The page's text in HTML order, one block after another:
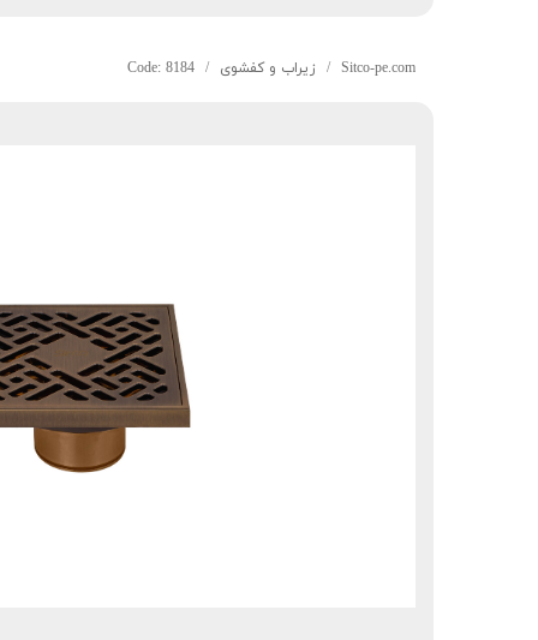
Sitco-pe.com زیراب و کفشوی Code: 8184